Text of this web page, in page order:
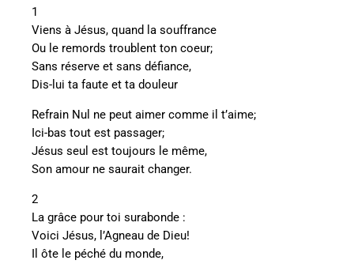
1
Viens à Jésus, quand la souffrance
Ou le remords troublent ton coeur;
Sans réserve et sans défiance,
Dis-lui ta faute et ta douleur
Refrain Nul ne peut aimer comme il t’aime;
Ici-bas tout est passager;
Jésus seul est toujours le même,
Son amour ne saurait changer.
2
La grâce pour toi surabonde :
Voici Jésus, l’Agneau de Dieu!
Il ôte le péché du monde,